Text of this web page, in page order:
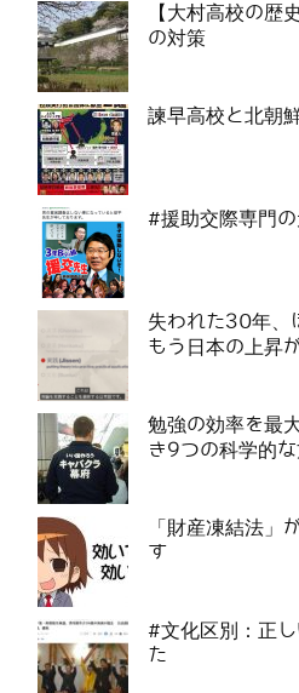
【大村高校の
の対策
諫早高校と北朝
#援助交際専門
失われた30年、
もう日本の上昇
勉強の効率を最
き9つの科学的
「財産凍結法」
す
#文化区別：正
た